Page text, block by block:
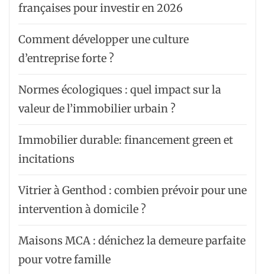
françaises pour investir en 2026
Comment développer une culture
d’entreprise forte ?
Normes écologiques : quel impact sur la
valeur de l’immobilier urbain ?
Immobilier durable: financement green et
incitations
Vitrier à Genthod : combien prévoir pour une
intervention à domicile ?
Maisons MCA : dénichez la demeure parfaite
pour votre famille